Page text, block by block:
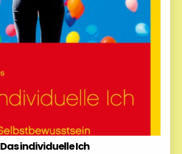
Das individuelle Ich